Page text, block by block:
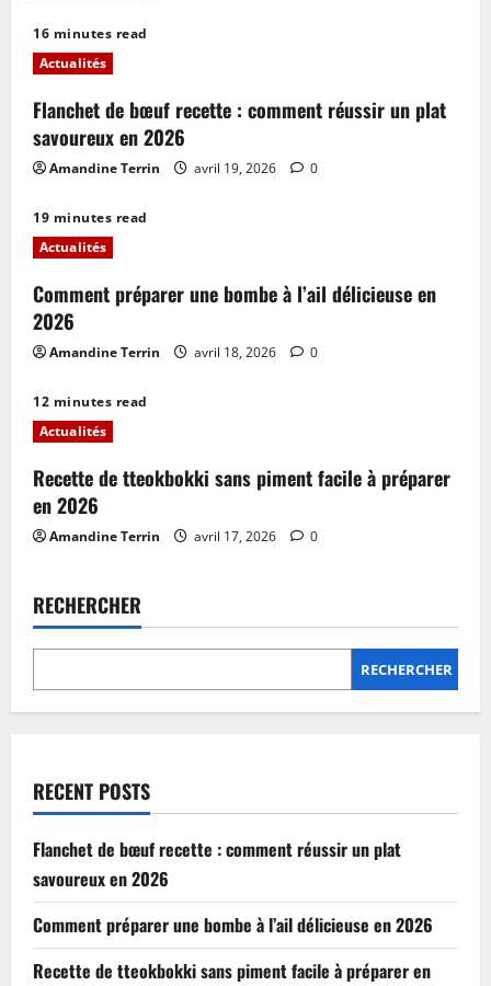
16 minutes read
Actualités
Flanchet de bœuf recette : comment réussir un plat
savoureux en 2026
Amandine Terrin avril 19, 2026 0
19 minutes read
Actualités
Comment préparer une bombe à l’ail délicieuse en
2026
Amandine Terrin avril 18, 2026 0
12 minutes read
Actualités
Recette de tteokbokki sans piment facile à préparer
en 2026
Amandine Terrin avril 17, 2026 0
RECHERCHER
RECHERCHER
RECENT POSTS
Flanchet de bœuf recette : comment réussir un plat
savoureux en 2026
Comment préparer une bombe à l’ail délicieuse en 2026
Recette de tteokbokki sans piment facile à préparer en